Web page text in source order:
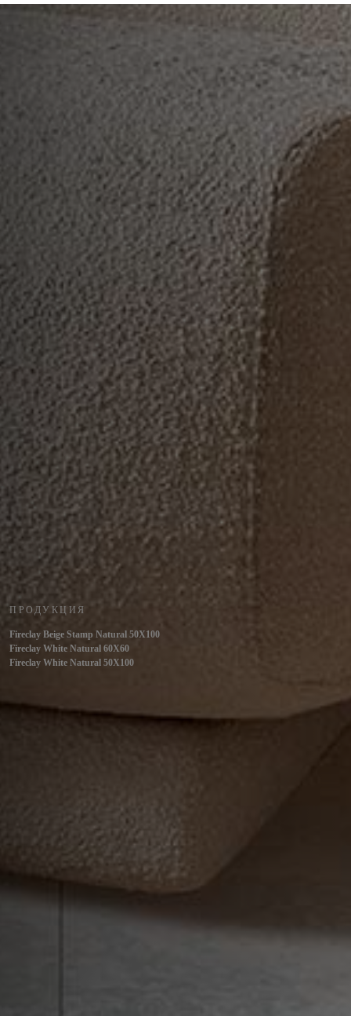
ПРОДУКЦИЯ
Fireclay Beige Stamp Natural 50X100
Fireclay White Natural 60X60
Fireclay White Natural 50X100